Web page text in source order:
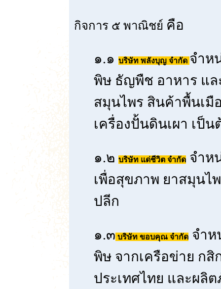
กิจการ ๕ พาณิชย์ คือ
๑.๑ บริษัท พลังบุญ จำกัด จำห
พิษ ธัญพืช อาหาร แ
สมุนไพร สินค้าพื้นเมื
เครื่องปั้นดินเผา เป็
๑.๒ บริษัท แด่ชีวิต จำกัด จำห
เพื่อสุขภาพ ยาสมุนไ
ปลีก
๑.๓ บริษัท ขอบคุณ จำกัด จำห
พิษ จากเครือข่าย กสิ
ประเทศไทย และผ